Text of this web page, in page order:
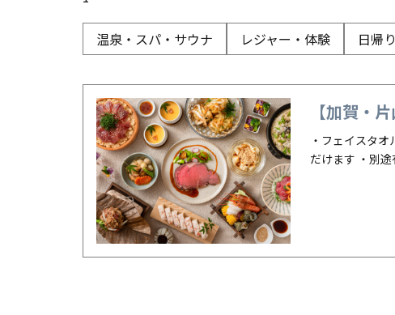
温泉・スパ・サウナ レジャー・体験 日帰
【加賀・
・フェイスタ
だけます ・別